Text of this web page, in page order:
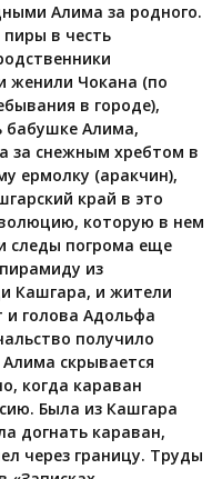
Алима за родного.
в честь
женили Чокана (по
в городе),
бабушке Алима,
за снежным хребтом в
ермолку (аракчин),
край в это
которую в нем
следы погрома еще
из
Кашгара, и жители
и голова Адольфа
получило
скрывается
когда караван
Была из Кашгара
догнать караван,
через границу. Труды